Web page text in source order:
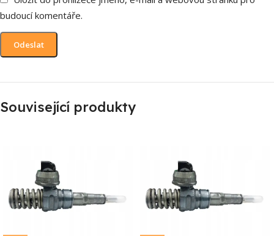
budoucí komentáře.
Související produkty